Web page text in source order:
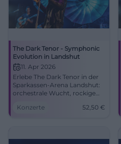
The Dark Tenor - Symphonic
Evolution in Landshut
11. Apr 2026
Erlebe The Dark Tenor in der
Sparkassen-Arena Landshut:
orchestrale Wucht, rockige
11.04.2026, 20:00 Uhr, Tickets
#SymphonicEvolution
Konzerte 52,50 €